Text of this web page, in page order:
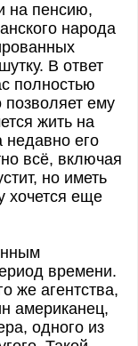
на пенсию,
народа
В ответ
полностью
позволяет ему
жить на
недавно его
всё, включая
но иметь
хочется еще
времени.
же агентства,
американец,
одного из